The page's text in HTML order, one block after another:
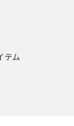
テム